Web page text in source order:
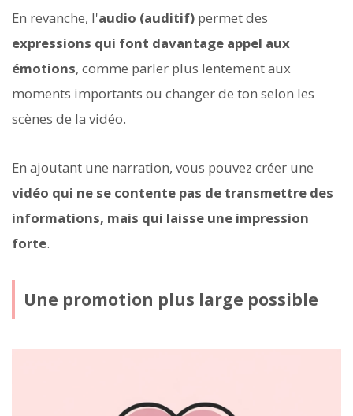
En revanche, l'audio (auditif) permet des
expressions qui font davantage appel aux
émotions, comme parler plus lentement aux
moments importants ou changer de ton selon les
scènes de la vidéo.
En ajoutant une narration, vous pouvez créer une
vidéo qui ne se contente pas de transmettre des
informations, mais qui laisse une impression
forte.
Une promotion plus large possible